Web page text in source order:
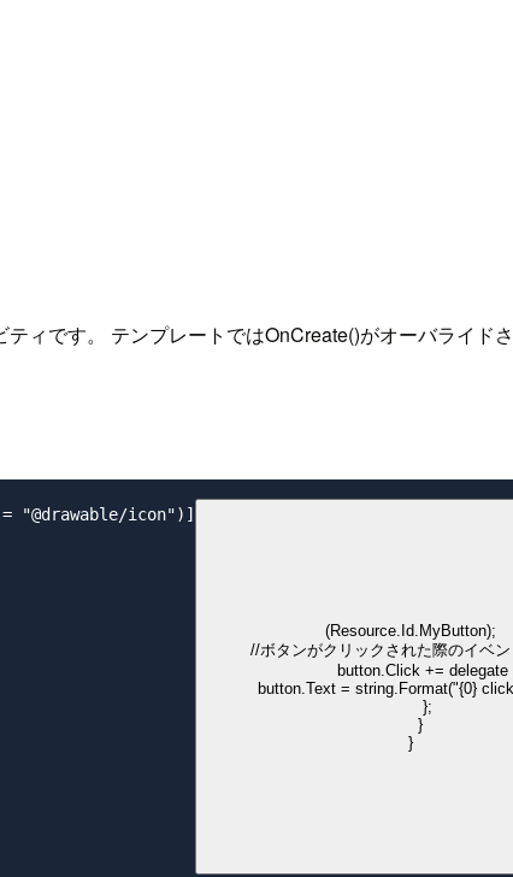
ィです。 テンプレートではOnCreate()がオーバライ
"@drawable/icon")]
(Resource.Id.MyButton);
//ボタンがクリックされた際のイベ
button.Click += delegate
button.Text = string.Format("{0}
       };
    }
}